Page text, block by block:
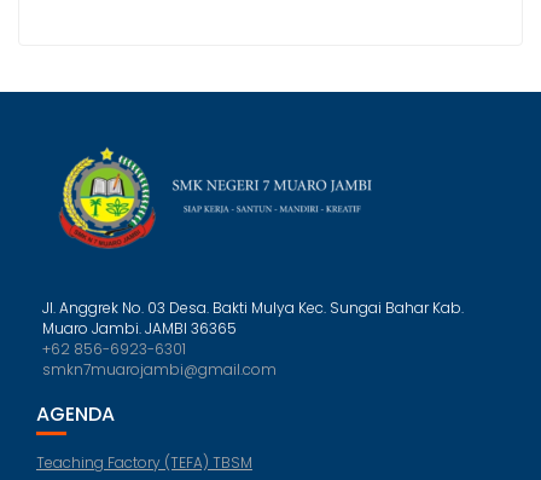
Jl. Anggrek No. 03 Desa. Bakti Mulya Kec. Sungai Bahar Kab.
Muaro Jambi. JAMBI 36365
+62 856-6923-6301
smkn7muarojambi@gmail.com
AGENDA
Teaching Factory (TEFA) TBSM